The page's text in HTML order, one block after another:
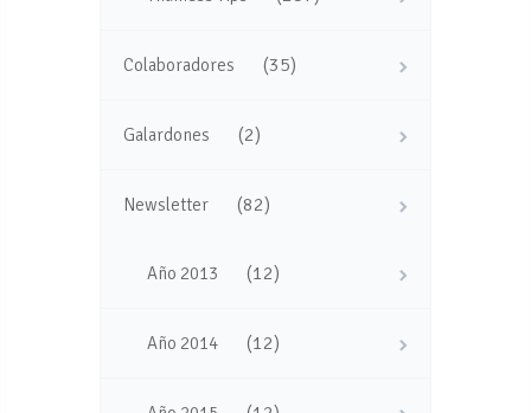
Colaboradores (35)
Galardones (2)
Newsletter (82)
Año 2013 (12)
Año 2014 (12)